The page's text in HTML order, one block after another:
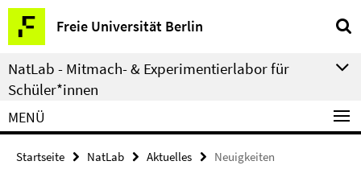
Springe
direkt
zu
Inhalt
Freie Universität Berlin
Service-
Navigation
NatLab - Mitmach- & Experimentierlabor für
Schüler*innen
MENÜ
Startseite NatLab Aktuelles Neuigkeiten